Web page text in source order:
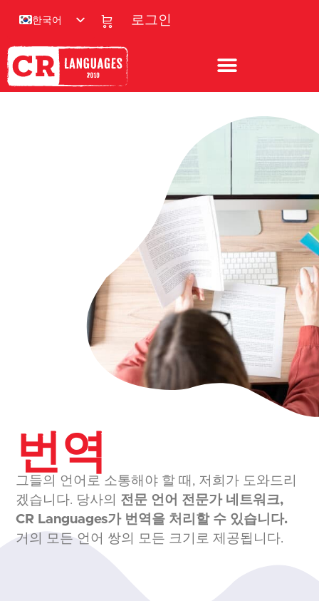
로그인
한국어
번역
그들의 언어로 소통해야 할 때, 저희가 도와드리
겠습니다. 당사의 전문 언어 전문가 네트워크,
CR Languages가 번역을 처리할 수 있습니다.
거의 모든 언어 쌍의 모든 크기로 제공됩니다.